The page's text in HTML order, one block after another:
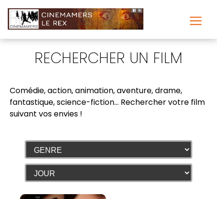
RECHERCHER UN FILM
Comédie, action, animation, aventure, drame,
fantastique, science-fiction... Rechercher votre film
suivant vos envies !